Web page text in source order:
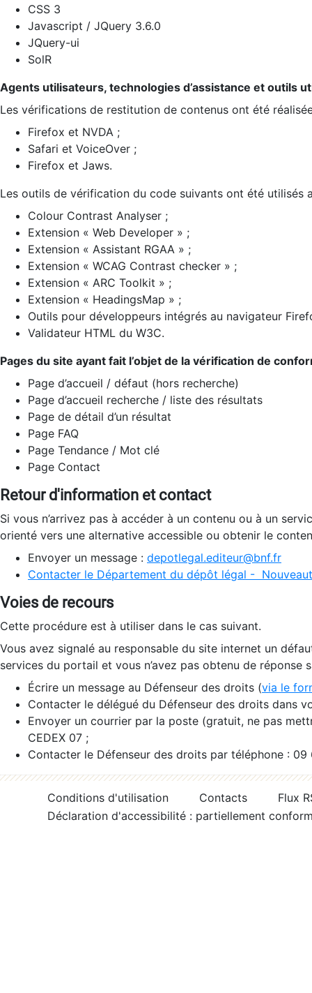
CSS 3
Javascript / JQuery 3.6.0
JQuery-ui
SolR
Agents utilisateurs, technologies d’assistance et outils
Les vérifications de restitution de contenus ont été
Firefox et NVDA ;
Safari et VoiceOver ;
Firefox et Jaws.
Les outils de vérification du code suivants ont été utilisés
Colour Contrast Analyser ;
Extension « Web Developer » ;
Extension « Assistant RGAA » ;
Extension « WCAG Contrast checker » ;
Extension « ARC Toolkit » ;
Extension « HeadingsMap » ;
Outils pour développeurs intégrés au navigateur
Validateur HTML du W3C.
Pages du site ayant fait l’objet de la vérification de
Page d’accueil / défaut (hors recherche)
Page d’accueil recherche / liste des résultats
Page de détail d’un résultat
Page FAQ
Page Tendance / Mot clé
Page Contact
Retour d'information et contact
Si vous n’arrivez pas à accéder à un contenu ou à un
orienté vers une alternative accessible ou obtenir le
Envoyer un message : depotlegal.editeur@bnf.fr
Contacter le Département du dépôt légal -
Voies de recours
Cette procédure est à utiliser dans le cas suivant.
Vous avez signalé au responsable du site internet un
services du portail et vous n’avez pas obtenu de réponse
Écrire un message au Défenseur des droits (via le
Contacter le délégué du Défenseur des droits dans
Envoyer un courrier par la poste (gratuit, ne pas
CEDEX 07 ;
Contacter le Défenseur des droits par téléphone :
Conditions d'utilisation Contacts
Flux
Déclaration d'accessibilité : partiellement